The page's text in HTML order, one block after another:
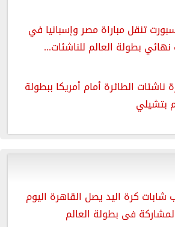
تنقل مباراة مصر وإسبانيا في
بطولة العالم للناشئات...
ناشئات الطائرة أمام أمريكا ببطولة
بتشيلي
شابات كرة اليد يصل القاهرة اليوم
فى بطولة العالم